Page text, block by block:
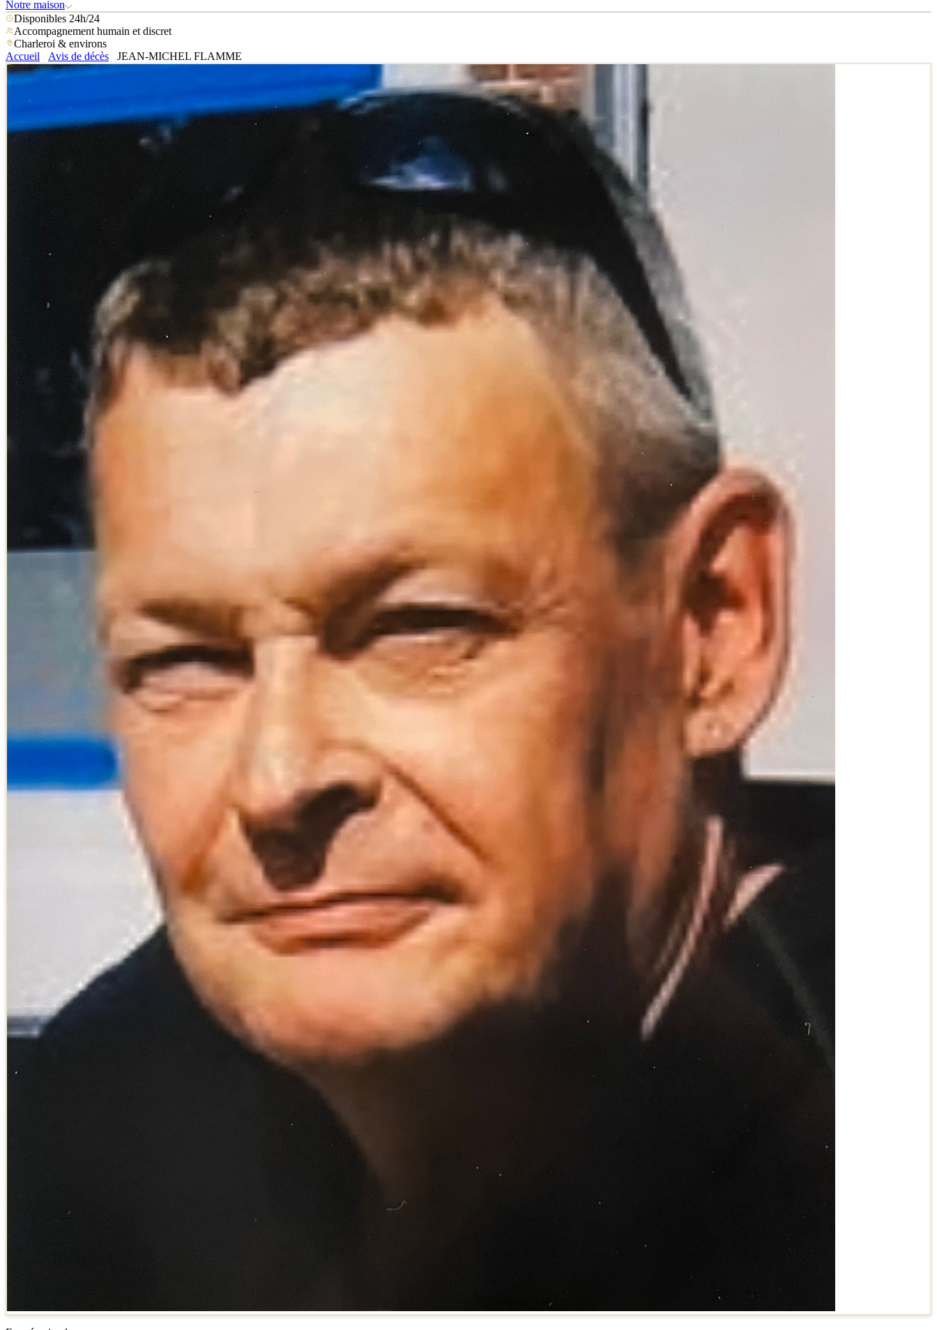
Notre maison
Disponibles 24h/24
Accompagnement humain et discret
Charleroi & environs
Accueil
Avis de décès JEAN-MICHEL FLAMME